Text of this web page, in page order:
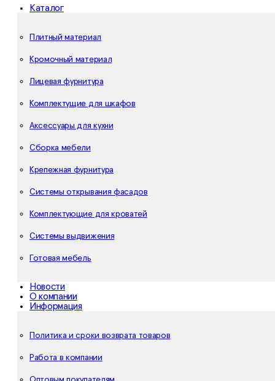
Каталог
Плитный материал
Кромочный материал
Лицевая фурнитура
Комплектущие для шкафов
Аксессуары для кухни
Сборка мебели
Крепежная фурнитура
Системы открывания фасадов
Комплектующие для кроватей
Системы выдвижения
Готовая мебель
Новости
О компании
Информация
Политика и сроки возврата товаров
Работа в компании